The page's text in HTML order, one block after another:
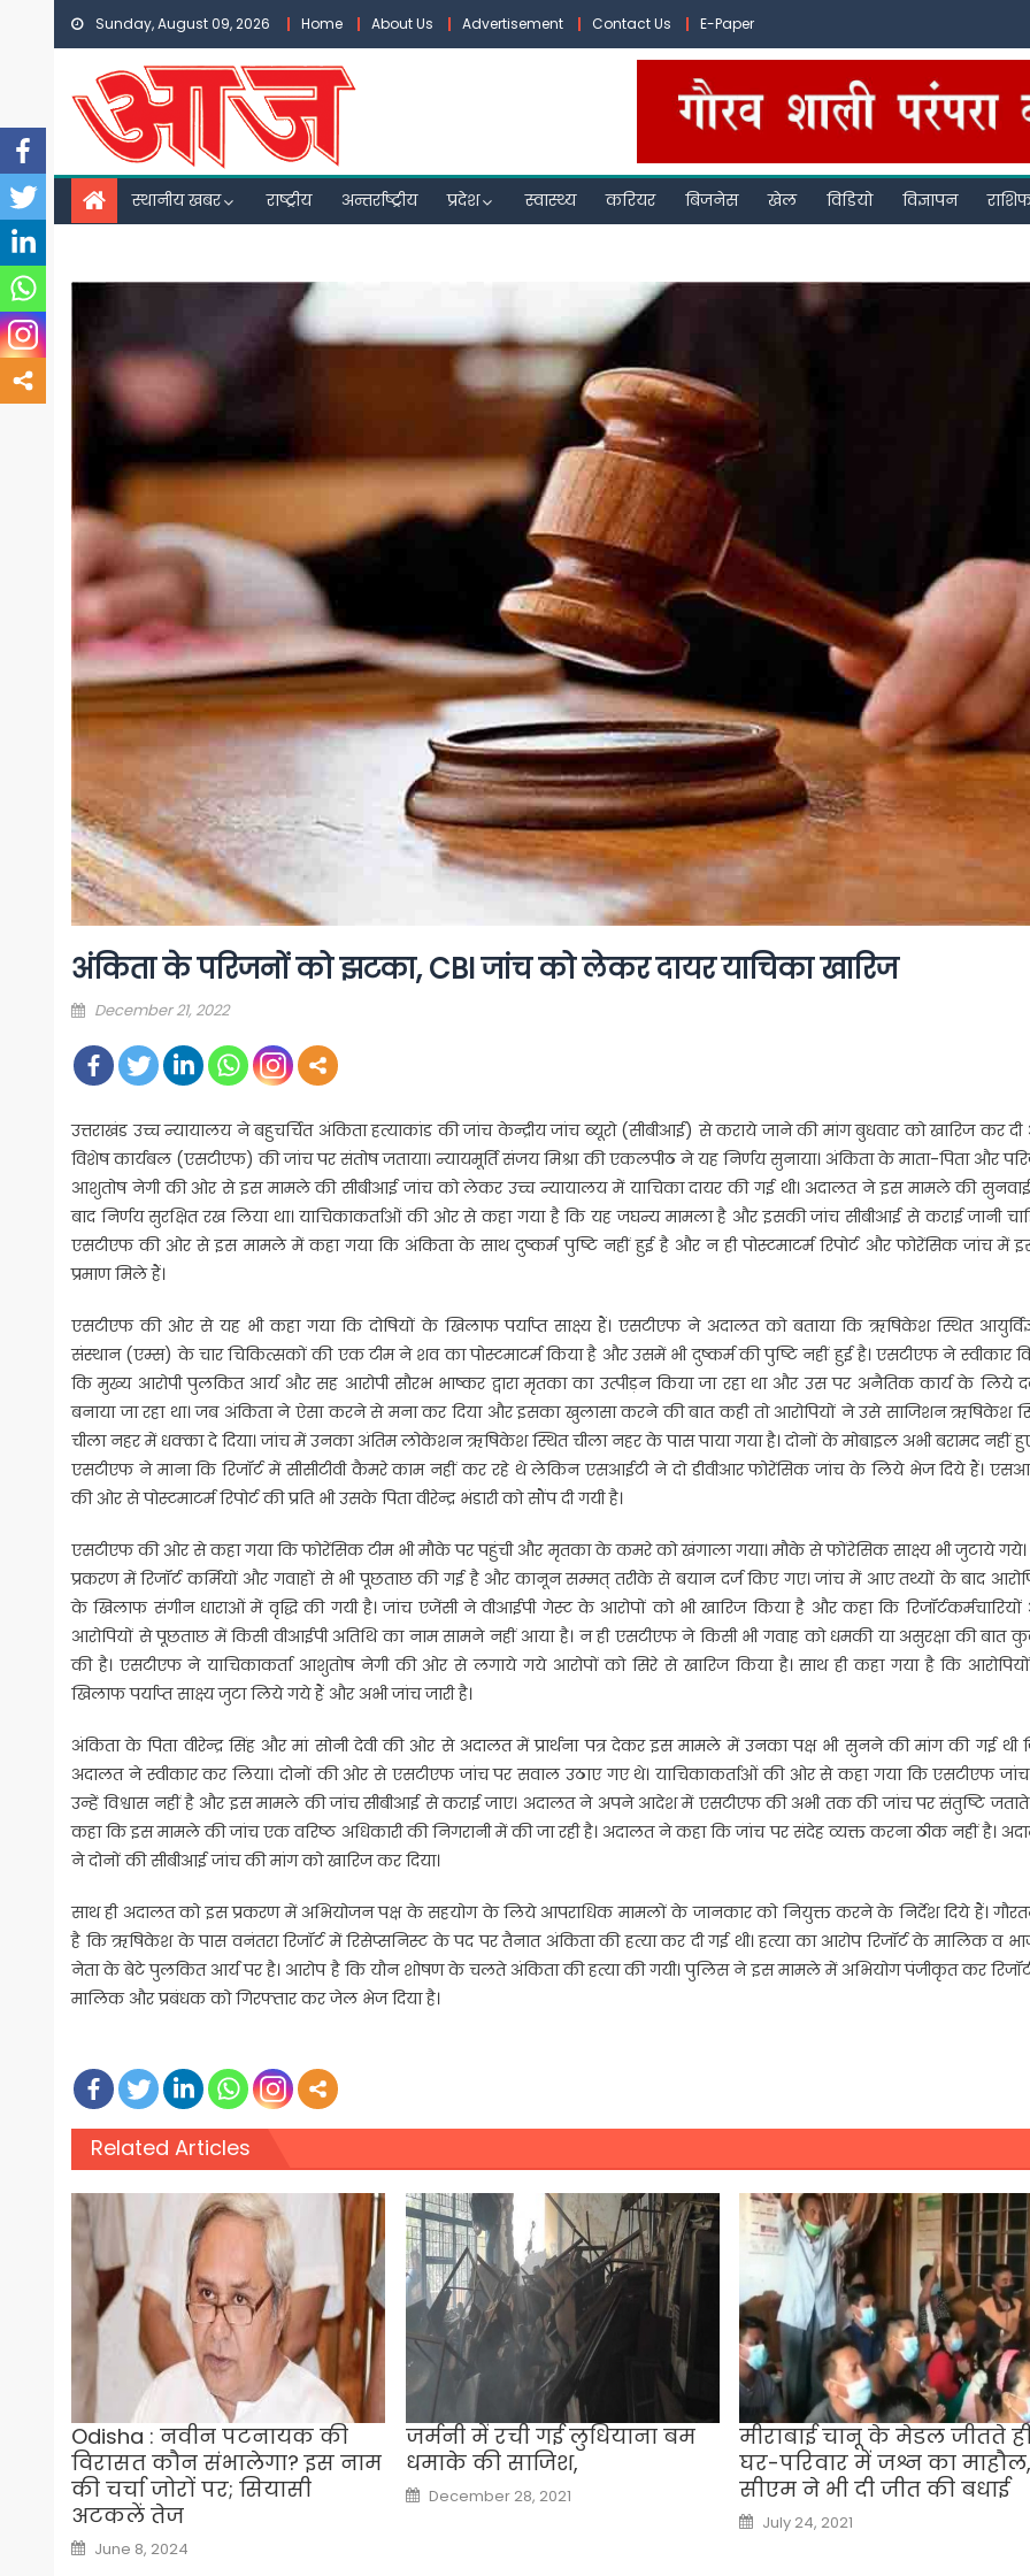
Skip
content
Sunday, August 09, 2026 Home About Us Advertisement Contact Us E-Paper
स्थानीय खबर राष्ट्रीय अन्तर्राष्ट्रीय प्रदेश स्वास्थ्य करियर बिजनेस खेल विडियो विज्ञापन
अंकिता के परिजनों को झटका, CBI जांच को लेकर दायर याचिका खारिज
Posted
December 21, 2022
उत्तराखंड उच्च न्यायालय ने बहुचर्चित अंकिता हत्याकांड की जांच केन्द्रीय जांच ब्यूरो (सीबीआई) से कराये जाने की मांग बुधवार को खारिज कर
विशेष कार्यबल (एसटीएफ) की जांच पर संतोष जताया। न्यायमूर्ति संजय मिश्रा की एकलपीठ ने यह निर्णय सुनाया। अंकिता के माता-पिता और
आशुतोष नेगी की ओर से इस मामले की सीबीआई जांच को लेकर उच्च न्यायालय में याचिका दायर की गई थी। अदालत ने इस मामले की
बाद निर्णय सुरक्षित रख लिया था। याचिकाकर्ताओं की ओर से कहा गया है कि यह जघन्य मामला है और इसकी जांच सीबीआई से कराई जानी
एसटीएफ की ओर से इस मामले में कहा गया कि अंकिता के साथ दुष्कर्म पुष्टि नहीं हुई है और न ही पोस्टमाटर्म रिपोर्ट और फोरेंसिक जांच में
प्रमाण मिले हैं।
एसटीएफ की ओर से यह भी कहा गया कि दोषियों के खिलाफ पर्याप्त साक्ष्य हैं। एसटीएफ ने अदालत को बताया कि ऋषिकेश स्थित
संस्थान (एम्स) के चार चिकित्सकों की एक टीम ने शव का पोस्टमाटर्म किया है और उसमें भी दुष्कर्म की पुष्टि नहीं हुई है। एसटीएफ ने स्वीकार
कि मुख्य आरोपी पुलकित आर्य और सह आरोपी सौरभ भाष्कर द्वारा मृतका का उत्पीड़न किया जा रहा था और उस पर अनैतिक कार्य के लिये
बनाया जा रहा था। जब अंकिता ने ऐसा करने से मना कर दिया और इसका खुलासा करने की बात कही तो आरोपियों ने उसे साजिशन ऋषिकेश
चीला नहर में धक्का दे दिया। जांच में उनका अंतिम लोकेशन ऋषिकेश स्थित चीला नहर के पास पाया गया है। दोनों के मोबाइल अभी बरामद नहीं
एसटीएफ ने माना कि रिजॉर्ट में सीसीटीवी कैमरे काम नहीं कर रहे थे लेकिन एसआईटी ने दो डीवीआर फोरेंसिक जांच के लिये भेज दिये हैं।
की ओर से पोस्टमाटर्म रिपोर्ट की प्रति भी उसके पिता वीरेन्द्र भंडारी को सौंप दी गयी है।
एसटीएफ की ओर से कहा गया कि फोरेंसिक टीम भी मौके पर पहुंची और मृतका के कमरे को खंगाला गया। मौके से फोंरेसिक साक्ष्य भी जुटाये
प्रकरण में रिजॉर्ट कर्मियों और गवाहों से भी पूछताछ की गई है और कानून सम्मत् तरीके से बयान दर्ज किए गए। जांच में आए तथ्यों के बाद
के खिलाफ संगीन धाराओं में वृद्धि की गयी है। जांच एजेंसी ने वीआईपी गेस्ट के आरोपों को भी खारिज किया है और कहा कि
आरोपियों से पूछताछ में किसी वीआईपी अतिथि का नाम सामने नहीं आया है। न ही एसटीएफ ने किसी भी गवाह को धमकी या असुरक्षा की बात
की है। एसटीएफ ने याचिकाकर्ता आशुतोष नेगी की ओर से लगाये गये आरोपों को सिरे से खारिज किया है। साथ ही कहा गया है कि
खिलाफ पर्याप्त साक्ष्य जुटा लिये गये हैं और अभी जांच जारी है।
अंकिता के पिता वीरेन्द्र सिंह और मां सोनी देवी की ओर से अदालत में प्रार्थना पत्र देकर इस मामले में उनका पक्ष भी सुनने की मांग की गई थी
अदालत ने स्वीकार कर लिया। दोनों की ओर से एसटीएफ जांच पर सवाल उठाए गए थे। याचिकाकर्ताओं की ओर से कहा गया कि एसटीएफ
उन्हें विश्वास नहीं है और इस मामले की जांच सीबीआई से कराई जाए। अदालत ने अपने आदेश में एसटीएफ की अभी तक की जांच पर संतुष्टि
कहा कि इस मामले की जांच एक वरिष्ठ अधिकारी की निगरानी में की जा रही है। अदालत ने कहा कि जांच पर संदेह व्यक्त करना ठीक नहीं है।
ने दोनों की सीबीआई जांच की मांग को खारिज कर दिया।
साथ ही अदालत को इस प्रकरण में अभियोजन पक्ष के सहयोग के लिये आपराधिक मामलों के जानकार को नियुक्त करने के निर्देश दिये हैं।
है कि ऋषिकेश के पास वनंतरा रिजॉर्ट में रिसेप्सनिस्ट के पद पर तैनात अंकिता की हत्या कर दी गई थी। हत्या का आरोप रिजॉर्ट के मालिक व
नेता के बेटे पुलकित आर्य पर है। आरोप है कि यौन शोषण के चलते अंकिता की हत्या की गयी। पुलिस ने इस मामले में अभियोग पंजीकृत कर
मालिक और प्रबंधक को गिरफ्तार कर जेल भेज दिया है।
Related Articles
Odisha : नवीन पटनायक की
विरासत कौन संभालेगा? इस नाम
की चर्चा जोरों पर; सियासी
अटकलें तेज
Posted
on
June 8, 2024
जर्मनी में रची गई लुधियाना बम
धमाके की साजिश,
Posted
on
December 28, 2021
मीराबाई चानू के मेडल जीतते
घर-परिवार में जश्न का माहौल,
सीएम ने भी दी जीत की बधाई
Posted
on
July 24, 2021